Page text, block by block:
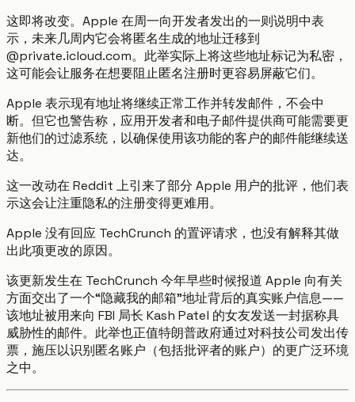
这即将改变。Apple 在周一向开发者发出的一则说明中表
示，未来几周内它会将匿名生成的地址迁移到
@private.icloud.com。此举实际上将这些地址标记为私密，
这可能会让服务在想要阻止匿名注册时更容易屏蔽它们。
Apple 表示现有地址将继续正常工作并转发邮件，不会中
断。但它也警告称，应用开发者和电子邮件提供商可能需要更
新他们的过滤系统，以确保使用该功能的客户的邮件能继续送
达。
这一改动在 Reddit 上引来了部分 Apple 用户的批评，他们表
示这会让注重隐私的注册变得更难用。
Apple 没有回应 TechCrunch 的置评请求，也没有解释其做
出此项更改的原因。
该更新发生在 TechCrunch 今年早些时候报道 Apple 向有关
方面交出了一个“隐藏我的邮箱”地址背后的真实账户信息——
该地址被用来向 FBI 局长 Kash Patel 的女友发送一封据称具
威胁性的邮件。此举也正值特朗普政府通过对科技公司发出传
票，施压以识别匿名账户（包括批评者的账户）的更广泛环境
之中。